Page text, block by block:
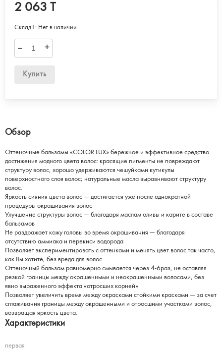
2 063 T
Склад1: Нет в наличии
– +
Купить
Обзор
Оттеночные бальзамы «COLOR LUX» бережное и эффективное средство
достижения модного цвета волос: красящие пигменты не повреждают
структуру волос, хорошо удерживаются чешуйками кутикулы
поверхностного слоя волос; натуральные масла выравнивают структуру
волос.
Яркость сияния цвета волос — достигается уже после однократной
процедуры окрашивания волос
Улучшение структуры волос — благодаря маслам оливы и карите в составе
бальзамов
Не раздражает кожу головы во время окрашивания — благодаря
отсутствию аммиака и перекиси водорода
Позволяет экспериментировать с оттенками и менять цвет волос так часто,
как Вы хотите, без вреда для волос
Оттеночный бальзам равномерно смывается через 4-6раз, не оставляя
резкой границы между окрашенными и неокрашенными волосами, без
явно выраженного эффекта «отросших корней»
Позволяет увеличить время между окрасками стойкими красками — за счет
сглаживания границы между окрашенными и отросшими участками волос,
возвращая яркость цвета.
Характеристики
первая